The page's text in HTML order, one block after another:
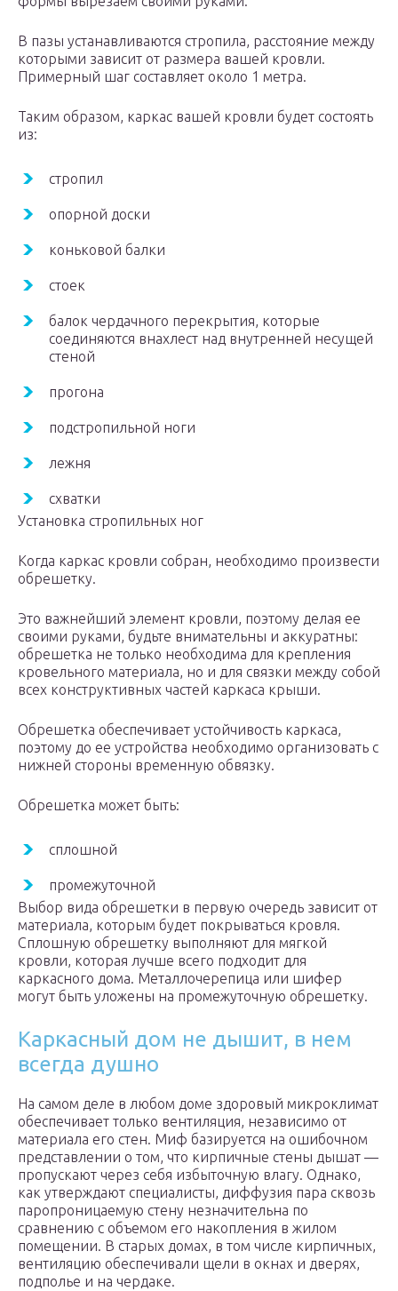
В пазы устанавливаются стропила, расстояние между
которыми зависит от размера вашей кровли.
Примерный шаг составляет около 1 метра.
Таким образом, каркас вашей кровли будет состоять
из:
стропил
опорной доски
коньковой балки
стоек
балок чердачного перекрытия, которые
соединяются внахлест над внутренней несущей
стеной
прогона
подстропильной ноги
лежня
схватки
Установка стропильных ног
Когда каркас кровли собран, необходимо произвести
обрешетку.
Это важнейший элемент кровли, поэтому делая ее
своими руками, будьте внимательны и аккуратны:
обрешетка не только необходима для крепления
кровельного материала, но и для связки между собой
всех конструктивных частей каркаса крыши.
Обрешетка обеспечивает устойчивость каркаса,
поэтому до ее устройства необходимо организовать с
нижней стороны временную обвязку.
Обрешетка может быть:
сплошной
промежуточной
Выбор вида обрешетки в первую очередь зависит от
материала, которым будет покрываться кровля.
Сплошную обрешетку выполняют для мягкой
кровли, которая лучше всего подходит для
каркасного дома. Металлочерепица или шифер
могут быть уложены на промежуточную обрешетку.
Каркасный дом не дышит, в нем
всегда душно
На самом деле в любом доме здоровый микроклимат
обеспечивает только вентиляция, независимо от
материала его стен. Миф базируется на ошибочном
представлении о том, что кирпичные стены дышат —
пропускают через себя избыточную влагу. Однако,
как утверждают специалисты, диффузия пара сквозь
паропроницаемую стену незначительна по
сравнению с объемом его накопления в жилом
помещении. В старых домах, в том числе кирпичных,
вентиляцию обеспечивали щели в окнах и дверях,
подполье и на чердаке.